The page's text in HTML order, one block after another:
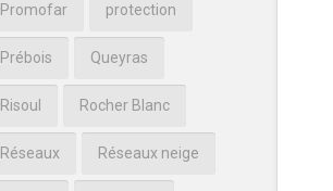
Promofar protection
Prébois Queyras
Risoul Rocher Blanc
Réseaux Réseaux neige